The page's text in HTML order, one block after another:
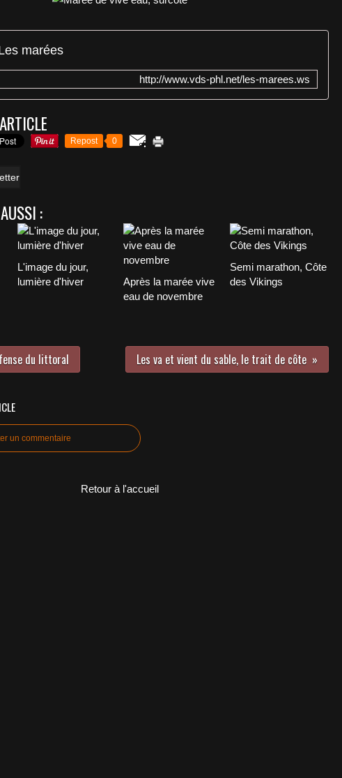
marées
http://www.vds-phl.net/les-marees.ws
Repost 0
:
L'image du jour,
lumière d'hiver
Après la marée vive
eau de novembre
Semi marathon, Côte
des Vikings
du littoral Les va et vient du sable, le trait de côte
un commentaire
Retour à l'accueil